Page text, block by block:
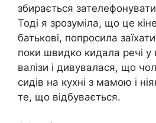
збирається
Тоді я зрозуміла, що це
батькові, попросила
поки швидко кидала речі у
валізи і дивувалася, що
сидів на кухні з мамою і
те, що відбувається.